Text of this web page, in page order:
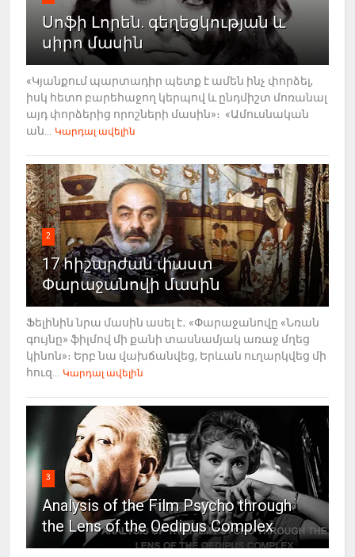
Սոֆի Լորեն. գեղեցկության և
սիրո մասին
«Կյանքում պարտադիր պետք է ամեն ինչ փորձել,
իսկ հետո բարեհաջող կերպով և ընդմիշտ մոռանալ
այդ փորձերից որոշների մասին»։ «Ամուսնական
ան...
Կարդալ ավելին
2
17 հիշարժան փաստ
Փարաջանովի մասին
Ֆելինին նրա մասին ասել է․ «Փարաջանովը «Նռան
գույնը» ֆիլմով մի քանի տասնամյակ առաջ մղեց
կինոն»։ Երբ նա վախճանվեց, Երևան ուղարկվեց մի
հուզ...
Կարդալ ավելին
3
Analysis of the Film Psycho through
the Lens of the Oedipus Complex